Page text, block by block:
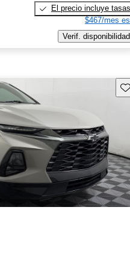
El precio incluye tasas
$467/mes
Verif. disponibilidad